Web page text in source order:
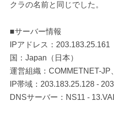
クラの名前と同じでした。
■サーバー情報
IPアドレス：203.183.25.161
国：Japan（日本）
運営組織：COMMETNET-JP
IP帯域：203.183.25.128 -
DNSサーバー：NS11 -